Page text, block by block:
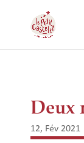
Deux
12, Fév 2021